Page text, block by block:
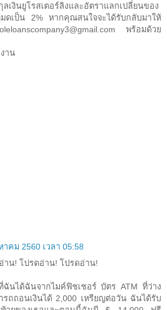
เงินยูโรสเตอร์ลิงและอัตราแลกเปลี่ยนของ
มดเป็น 2% หากคุณสนใจจะได้รับกลับมาให้
พร้อมด้วย
าน
าคม 2560 เวลา 05:58
าน! โปรดอ่าน! โปรดอ่าน!
ฉันได้ฉันจากไมค์ฟิชเชอร์ บัตร ATM ที่ว่าง
รถถอนเงินได้ 2,000 เหรียญต่อวัน ฉันได้รับ